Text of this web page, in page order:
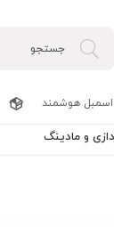
اسمبل هوشمند
و مادینگ